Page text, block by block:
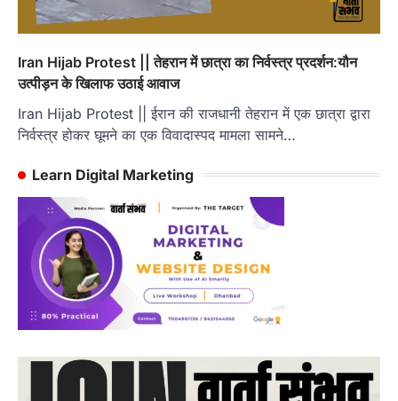
Iran Hijab Protest || तेहरान में छात्रा का निर्वस्त्र प्रदर्शन:यौन
उत्पीड़न के खिलाफ उठाई आवाज
Iran Hijab Protest || ईरान की राजधानी तेहरान में एक छात्रा द्वारा
निर्वस्त्र होकर घूमने का एक विवादास्पद मामला सामने…
Learn Digital Marketing